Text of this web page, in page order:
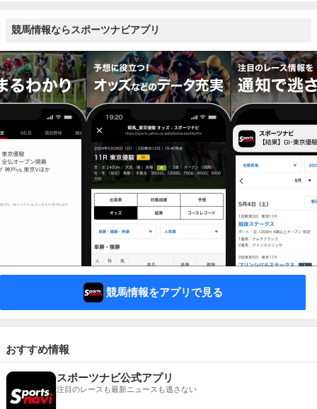
競馬情報ならスポーツナビアプリ
競馬情報をアプリで見る
おすすめ情報
スポーツナビ公式アプリ
注目のレースも最新ニュースも逃さない